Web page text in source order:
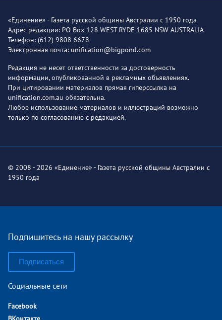
«Единение» - Газета русской общины Австралии с 1950 года
Адрес редакции: PO Box 128 WEST RYDE 1685 NSW AUSTRALIA
Телефон: (612) 9808 6678
Электронная почта: unification@bigpond.com
Редакция не несет ответственности за достоверность
информации, опубликованной в рекламных объявлениях.
При цитировании материалов прямая гиперссылка на
unification.com.au обязательна.
Любое использование материалов и иллюстраций возможно
только по согласованию с редакцией.
© 2008 - 2026 «Единение» - Газета русской общины Австралии с
1950 года
Подпишитесь на нашу рассылку
Подписаться
Социальные сети
Facebook